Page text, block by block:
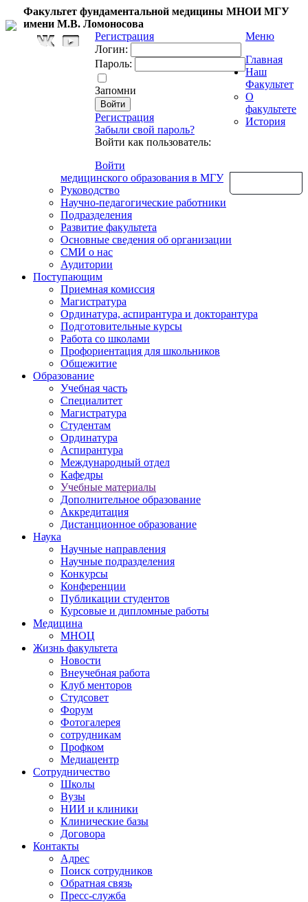
Факультет фундаментальной медицины МНОИ МГУ
имени М.В. Ломоносова
Регистрация
Логин:
Пароль:
Запомни
Регистрация
Забыли свой пароль?
Войти как пользователь:
Войти
Меню
Главная
Наш
Факультет
О
факультете
История
медицинского образования в МГУ
Руководство
Научно-педагогические работники
Подразделения
Развитие факультета
Основные сведения об организации
СМИ о нас
Аудитории
Поступающим
Приемная комиссия
Магистратура
Ординатура, аспирантура и докторантура
Подготовительные курсы
Работа со школами
Профориентация для школьников
Общежитие
Образование
Учебная часть
Специалитет
Магистратура
Студентам
Ординатура
Аспирантура
Международный отдел
Кафедры
Учебные материалы
Дополнительное образование
Аккредитация
Дистанционное образование
Наука
Научные направления
Научные подразделения
Конкурсы
Конференции
Публикации студентов
Курсовые и дипломные работы
Медицина
МНОЦ
Жизнь факультета
Новости
Внеучебная работа
Клуб менторов
Студсовет
Форум
Фотогалерея
сотрудникам
Профком
Медиацентр
Сотрудничество
Школы
Вузы
НИИ и клиники
Клинические базы
Договора
Контакты
Адрес
Поиск сотрудников
Обратная связь
Пресс-служба